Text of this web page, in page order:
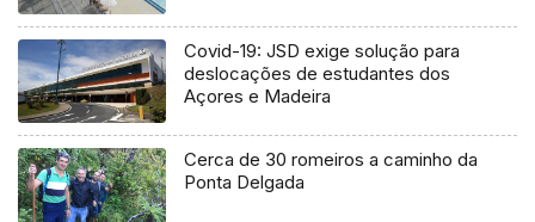
Covid-19: JSD exige solução para
deslocações de estudantes dos
Açores e Madeira
Cerca de 30 romeiros a caminho da
Ponta Delgada